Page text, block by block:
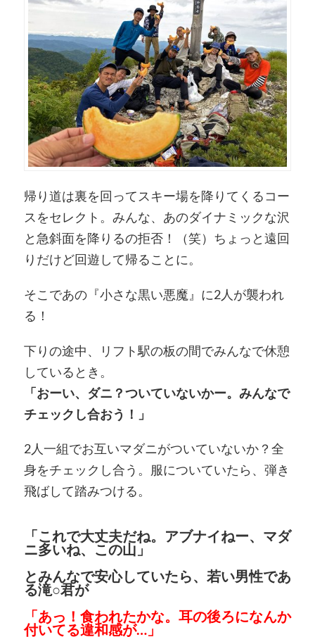
帰り道は裏を回ってスキー場を降りてくるコー
スをセレクト。みんな、あのダイナミックな沢
と急斜面を降りるの拒否！（笑）ちょっと遠回
りだけど回遊して帰ることに。
そこであの『小さな黒い悪魔』に2人が襲われ
る！
下りの途中、リフト駅の板の間でみんなで休憩
しているとき。
「おーい、ダニ？ついていないかー。みんなで
チェックし合おう！」
2人一組でお互いマダニがついていないか？全
身をチェックし合う。服についていたら、弾き
飛ばして踏みつける。
「これで大丈夫だね。アブナイねー、マダ
ニ多いね、この山」
とみんなで安心していたら、若い男性であ
る滝○君が
「あっ！食われたかな。耳の後ろになんか
付いてる違和感が…」